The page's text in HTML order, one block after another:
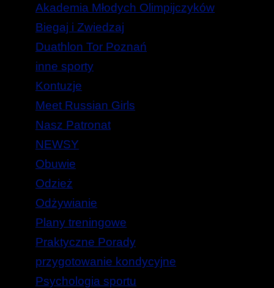
Akademia Młodych Olimpijczyków
Biegaj i Zwiedzaj
Duathlon Tor Poznań
inne sporty
Kontuzje
Meet Russian Girls
Nasz Patronat
NEWSY
Obuwie
Odzież
Odżywianie
Plany treningowe
Praktyczne Porady
przygotowanie kondycyjne
Psychologia sportu